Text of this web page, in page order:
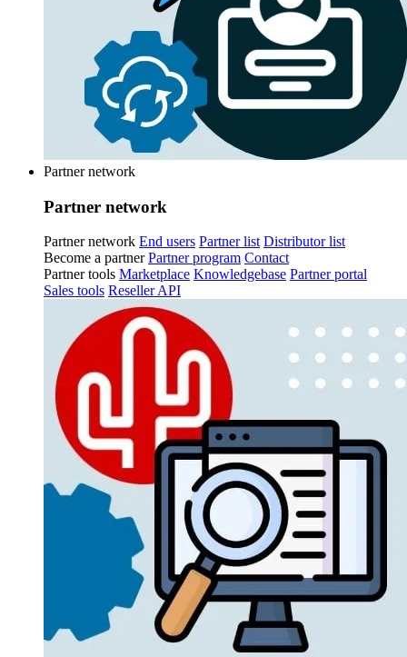
Partner network
Partner network
Partner network End users Partner list Distributor list
Become a partner Partner program Contact
Partner tools Marketplace Knowledgebase Partner portal
Sales tools Reseller API